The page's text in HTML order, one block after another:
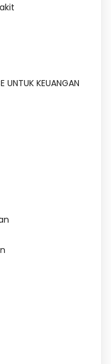
UNTUK KEUANGAN